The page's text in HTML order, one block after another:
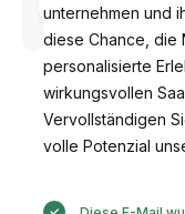
von
Anastasiia
unternehmen und
diese Chance, die
personalisierte
wirkungsvollen
Vervollständigen
volle Potenzial